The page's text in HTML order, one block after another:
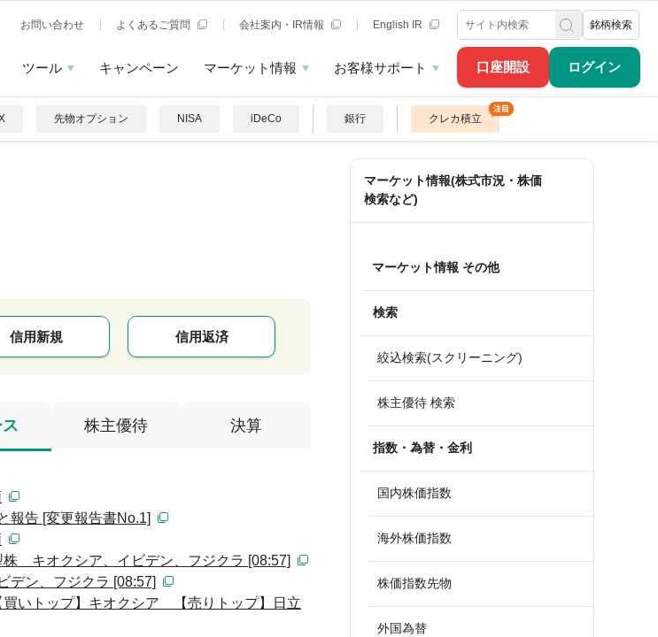
口座開設 ログイン
お問い合わせ よくあるご質問 会社案内・IR情報 English IR 銘柄検索
ツール キャンペーン マーケット情報 お客様サポート
先物オプション NISA iDeCo 銀行 クレカ積立
信用新規 信用返済
株主優待 決算
報告 [変更報告書No.1]
キオクシア、イビデン、フジクラ [08:57]
ン、フジクラ [08:57]
いトップ】キオクシア 【売りトップ】日立
マーケット情報(株式市況・株価
検索など)
マーケット情報 その他
検索
絞込検索(スクリーニング)
株主優待 検索
指数・為替・金利
国内株価指数
海外株価指数
株価指数先物
外国為替